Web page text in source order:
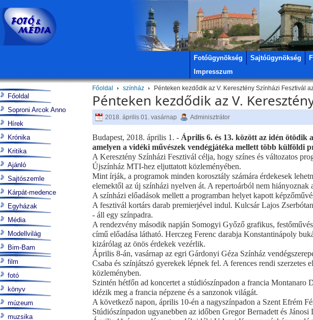
Fotóügynökség Sajtóügynökség
Impresszum
Főoldal színház Pénteken kezdődik az V. Keresztény Színházi Fesztivál
Pénteken kezdődik az V.
2018. április 01. vasárnap Adminisztrátor
Budapest, 2018. április 1. - Április 6. és 13. között az idén ötödik
amelyen a vidéki művészek vendégjátéka mellett több külföldi
A Keresztény Színházi Fesztivál célja, hogy színes és változatos
Újszínház MTI-hez eljuttatott közleményében.
Mint írják, a programok minden korosztály számára érdekesek
elemektől az új színházi nyelven át. A repertoárból nem hiányoznak
A színházi előadások mellett a programban helyet kapott
A fesztivál kortárs darab premierjével indul. Kulcsár Lajos
- áll egy színpadra.
A rendezvény második napján Somogyi Győző grafikus,
című előadása látható. Herczeg Ferenc darabja Konstantinápoly
kizárólag az önös érdekek vezérlik.
Április 8-án, vasárnap az egri Gárdonyi Géza Színház
Csaba és színjátszó gyerekek lépnek fel. A ferences rendi szerzetes
közleményben.
Szintén hétfőn ad koncertet a stúdiószínpadon a francia Montanaro
idézik meg a francia népzene és a sanzonok világát.
A következő napon, április 10-én a nagyszínpadon a Szent Efrém
Stúdiószínpadon ugyanebben az időben Gregor Bernadett és
Főoldal
Soproni Arcok Anno
Hírek
Krónika
Kritika
Ajánló
Sajtószemle
Kárpát-medence
Egyházak
Média
Modellvilág
Bim-Bam
film
fotó
könyv
múzeum
muzsika